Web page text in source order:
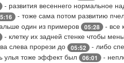
- развития весеннего нормальное
- тоже сама потом развитию
один из примеров 05:28
- все
- клетку их задней стенке чтобы
слева прорези до 05:52
- либо
улья тоже эффект был 06:01
-